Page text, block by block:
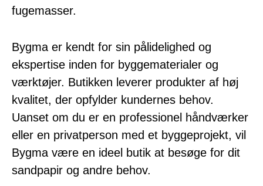
fugemasser.
Bygma er kendt for sin pålidelighed og
ekspertise inden for byggematerialer og
værktøjer. Butikken leverer produkter af høj
kvalitet, der opfylder kundernes behov.
Uanset om du er en professionel håndværker
eller en privatperson med et byggeprojekt, vil
Bygma være en ideel butik at besøge for dit
sandpapir og andre behov.